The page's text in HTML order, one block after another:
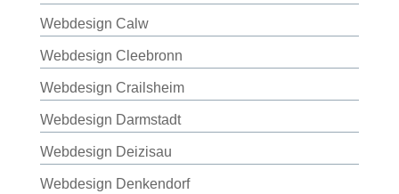
Webdesign Calw
Webdesign Cleebronn
Webdesign Crailsheim
Webdesign Darmstadt
Webdesign Deizisau
Webdesign Denkendorf